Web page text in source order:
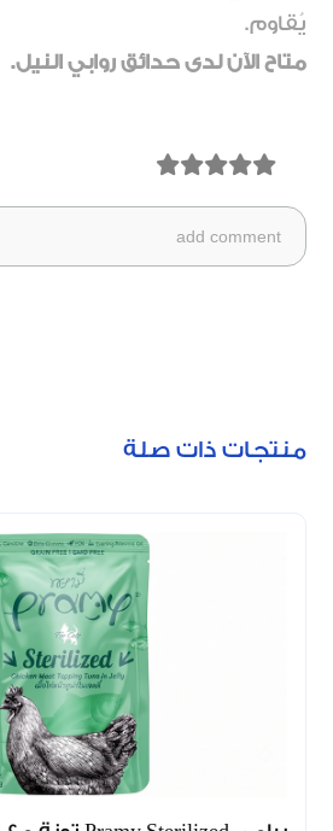
يُقاوم.
متاح الآن لدى حدائق روابي النيل.
منتجات ذات صلة